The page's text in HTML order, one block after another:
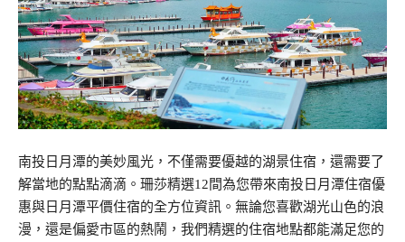
南投日月潭的美妙風光，不僅需要優越的湖景住宿，還需要了
解當地的點點滴滴。珊莎精選12間為您帶來南投日月潭住宿優
惠與日月潭平價住宿的全方位資訊。無論您喜歡湖光山色的浪
漫，還是偏愛市區的熱鬧，我們精選的住宿地點都能滿足您的